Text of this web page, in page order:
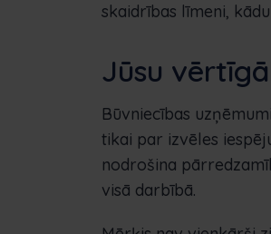
skaidrības līmeni,
Jūsu
Būvniecības
tikai par izvēles
nodrošina
visā darbībā.